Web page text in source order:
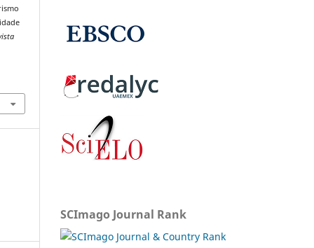
SCImago Journal Rank